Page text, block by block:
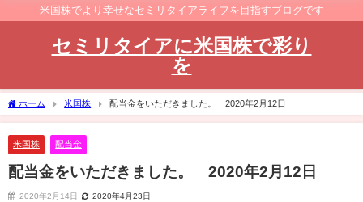
米国株でより幸せなセミリタイアライフを目指すブログです
セミリタイアに米国株で彩り
を
ホーム 米国株 配当金をいただきました。 2020年2月12日
米国株 配当金
配当金をいただきました。 2020年2月12日
2020年2月14日 2020年4月23日